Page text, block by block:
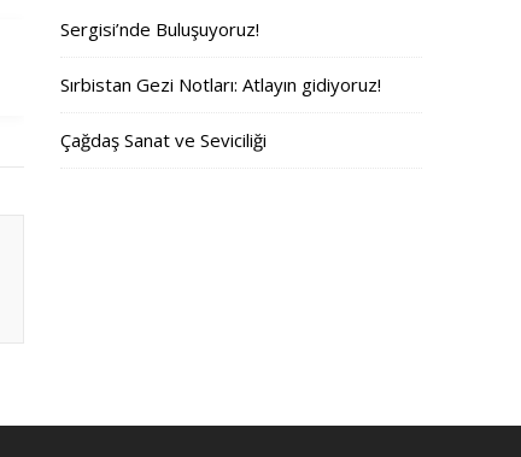
Sergisi’nde Buluşuyoruz!
Sırbistan Gezi Notları: Atlayın gidiyoruz!
Çağdaş Sanat ve Seviciliği